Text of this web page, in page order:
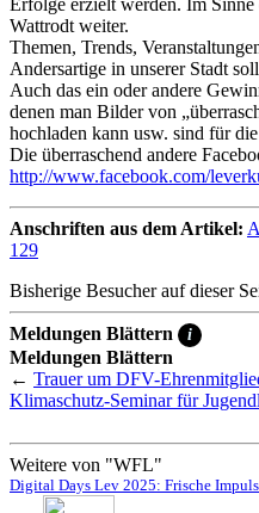
Wattrodt weiter.
Themen, Trends,
Andersartige in unserer Stadt
Auch das ein oder andere
denen man Bilder von
hochladen kann usw. sind für
Die überraschend andere
http://www.facebook.com/
Anschriften aus dem Artikel:
129
Bisherige Besucher auf dieser
Meldungen Blättern i
Meldungen Blättern
← Trauer um DFV-
Klimaschutz-Seminar für
Weitere von "WFL"
Digital Days Lev 2025: Frische